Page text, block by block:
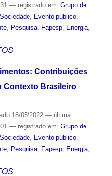
— registrado em: Grupo de
, Evento público,
, Pesquisa, Fapesp, Energia,
Contribuições
Contexto Brasileiro
18/05/2022 — última
— registrado em: Grupo de
, Evento público,
, Pesquisa, Fapesp, Energia,